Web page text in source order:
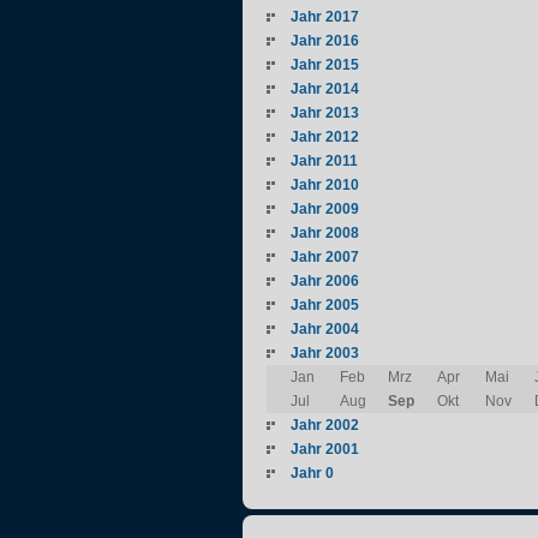
Jahr 2017
Jahr 2016
Jahr 2015
Jahr 2014
Jahr 2013
Jahr 2012
Jahr 2011
Jahr 2010
Jahr 2009
Jahr 2008
Jahr 2007
Jahr 2006
Jahr 2005
Jahr 2004
Jahr 2003
Jan
Feb Mrz Apr Mai
Jul
Aug Sep Okt Nov
Jahr 2002
Jahr 2001
Jahr 0